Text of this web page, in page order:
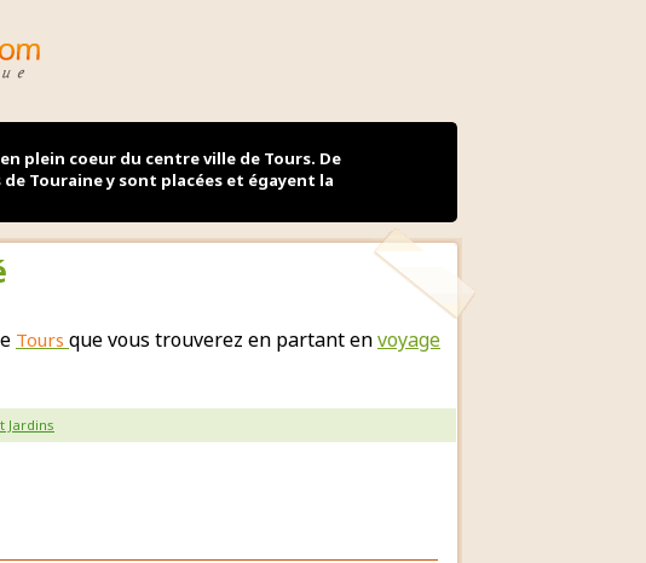
plein coeur du centre ville de Tours. De
Touraine y sont placées et égayent la
Tours que vous trouverez en partant envoyage
Jardins